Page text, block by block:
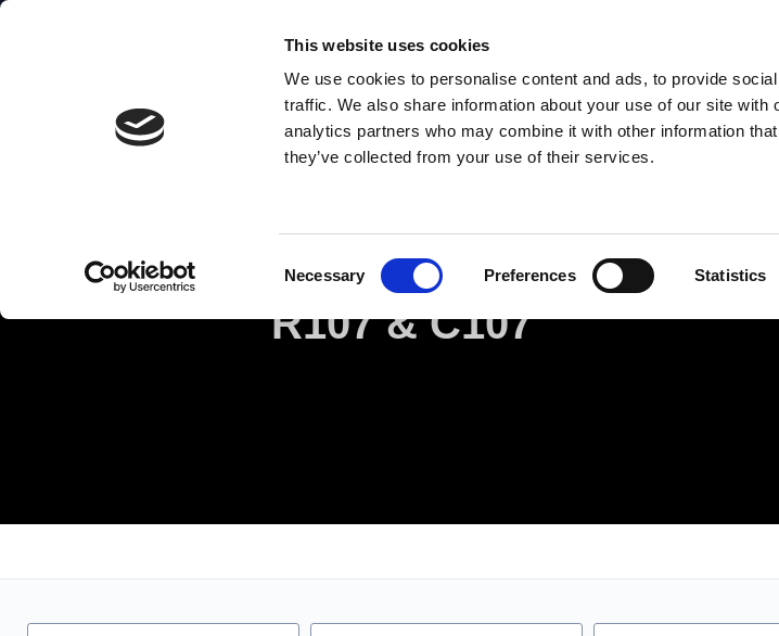
This website uses cookies
We use cookies to personalise content and ads, to provide
traffic. We also share information about your use of our site with
analytics partners who may combine it with other information
they’ve collected from your use of their services.
Necessary Preferences Statistics
abc 123
R107 & C107